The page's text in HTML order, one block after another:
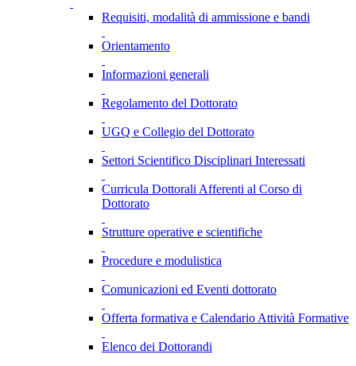
Requisiti, modalità di ammissione e bandi
Orientamento
Informazioni generali
Regolamento del Dottorato
UGQ e Collegio del Dottorato
Settori Scientifico Disciplinari Interessati
Curricula Dottorali Afferenti al Corso di
Dottorato
Strutture operative e scientifiche
Procedure e modulistica
Comunicazioni ed Eventi dottorato
Offerta formativa e Calendario Attività Formative
Elenco dei Dottorandi